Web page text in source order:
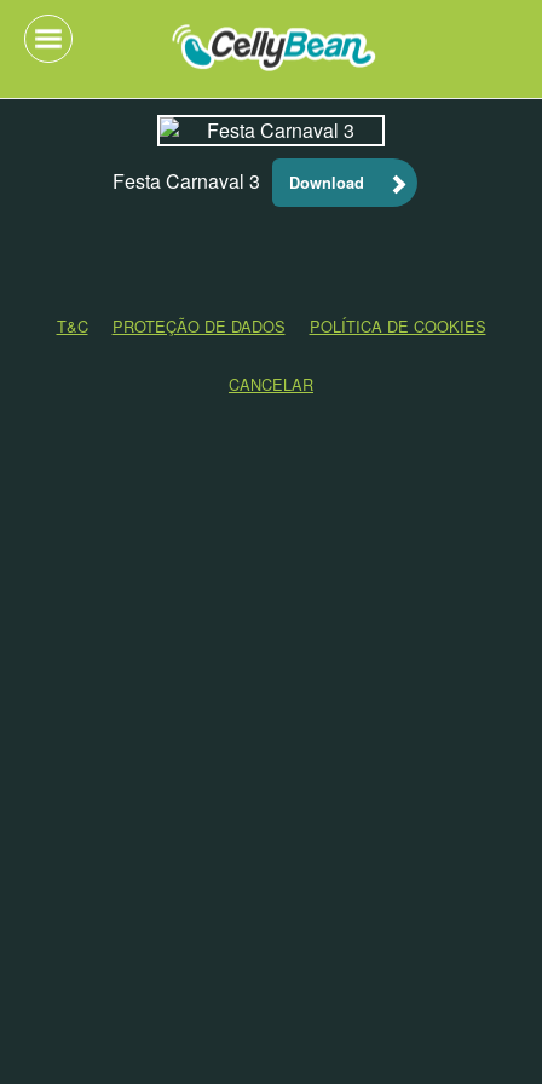
Festa Carnaval 3 Download
T&C PROTEÇÃO DE DADOS POLÍTICA DE COOKIES
CANCELAR